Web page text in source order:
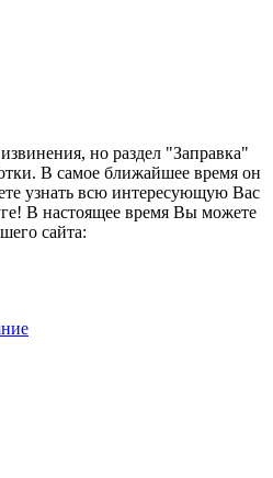
но раздел "Заправка"
В самое ближайшее время он
узнать всю интересующую Вас
В настоящее время Вы можете
сайта: